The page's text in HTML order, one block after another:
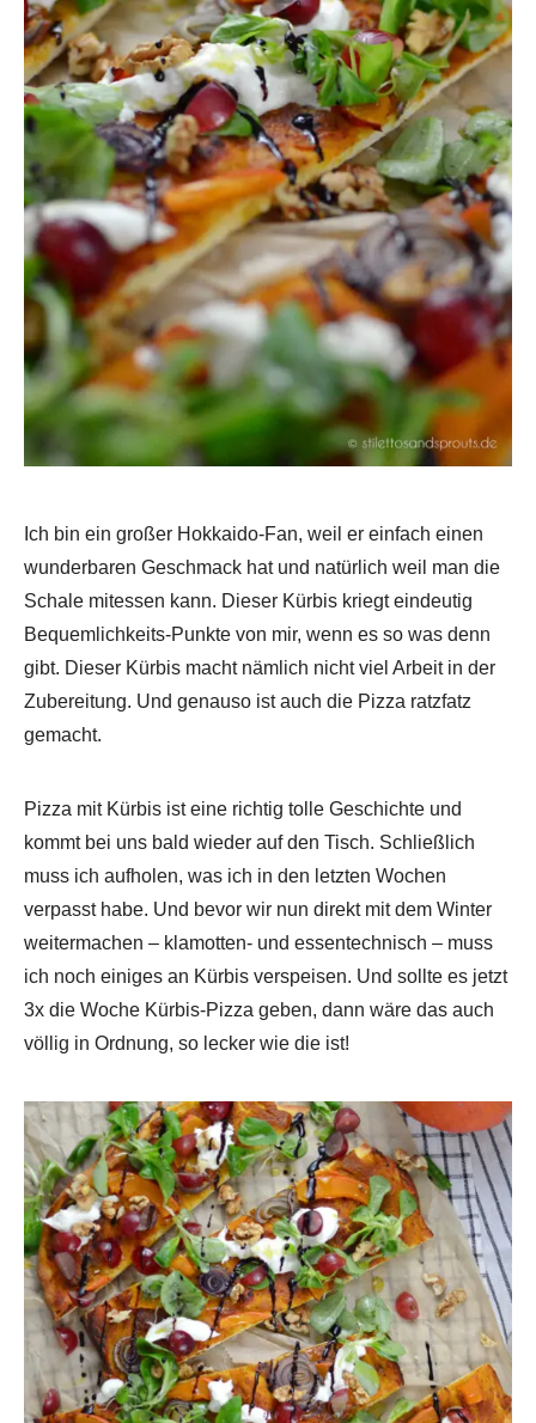
Ich bin ein großer Hokkaido-Fan, weil er einfach einen
wunderbaren Geschmack hat und natürlich weil man die
Schale mitessen kann. Dieser Kürbis kriegt eindeutig
Bequemlichkeits-Punkte von mir, wenn es so was denn
gibt. Dieser Kürbis macht nämlich nicht viel Arbeit in der
Zubereitung. Und genauso ist auch die Pizza ratzfatz
gemacht.
Pizza mit Kürbis ist eine richtig tolle Geschichte und
kommt bei uns bald wieder auf den Tisch. Schließlich
muss ich aufholen, was ich in den letzten Wochen
verpasst habe. Und bevor wir nun direkt mit dem Winter
weitermachen – klamotten- und essentechnisch – muss
ich noch einiges an Kürbis verspeisen. Und sollte es jetzt
3x die Woche Kürbis-Pizza geben, dann wäre das auch
völlig in Ordnung, so lecker wie die ist!